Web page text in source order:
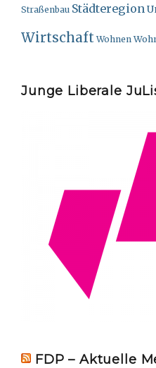
Straßenbau Städteregion
Wirtschaft Wohnen
Junge Liberale
FDP – Aktuelle